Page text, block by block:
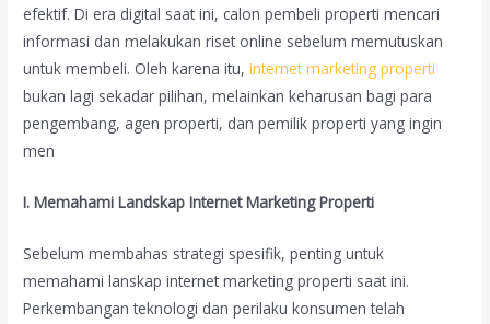
efektif. Di era digital saat ini, calon pembeli properti mencari
informasi dan melakukan riset online sebelum memutuskan
untuk membeli. Oleh karena itu,internet marketing properti
bukan lagi sekadar pilihan, melainkan keharusan bagi para
pengembang, agen properti, dan pemilik properti yang ingin
men
I. Memahami Landskap Internet Marketing Properti
Sebelum membahas strategi spesifik, penting untuk
memahami lanskap internet marketing properti saat ini.
Perkembangan teknologi dan perilaku konsumen telah